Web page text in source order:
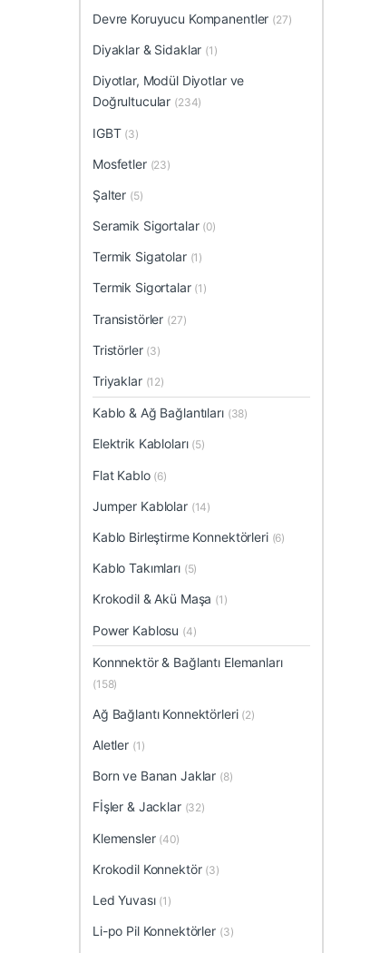
Devre Koruyucu Kompanentler (27)
Diyaklar & Sidaklar (1)
Diyotlar, Modül Diyotlar ve
Doğrultucular (234)
IGBT (3)
Mosfetler (23)
Şalter (5)
Seramik Sigortalar (0)
Termik Sigatolar (1)
Termik Sigortalar (1)
Transistörler (27)
Tristörler (3)
Triyaklar (12)
Kablo & Ağ Bağlantıları (38)
Elektrik Kabloları (5)
Flat Kablo (6)
Jumper Kablolar (14)
Kablo Birleştirme Konnektörleri (6)
Kablo Takımları (5)
Krokodil & Akü Maşa (1)
Power Kablosu (4)
Konnnektör & Bağlantı Elemanları
(158)
Ağ Bağlantı Konnektörleri (2)
Aletler (1)
Born ve Banan Jaklar (8)
Fİşler & Jacklar (32)
Klemensler (40)
Krokodil Konnektör (3)
Led Yuvası (1)
Li-po Pil Konnektörler (3)